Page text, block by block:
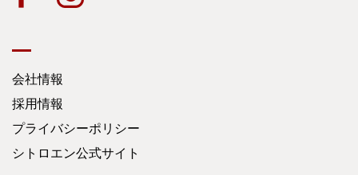
会社情報
採用情報
プライバシーポリシー
シトロエン公式サイト